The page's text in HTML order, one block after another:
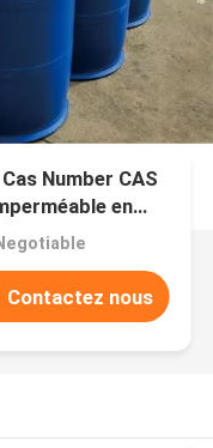
Number CAS
en
Contactez nous